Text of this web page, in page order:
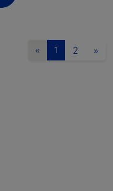
« 1 2 »